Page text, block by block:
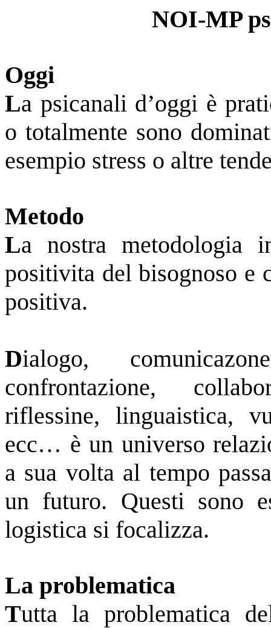
NOI-MP
Oggi
La psicanali d’oggi è
o totalmente sono
esempio stress o altre
Metodo
La nostra metodologia
positivita del bisognoso e
positiva.
Dialogo,
confrontazione,
riflessine, linguaistica,
ecc… è un universo
a sua volta al tempo
un futuro. Questi sono
logistica si focalizza.
La problematica
Tutta la problematica